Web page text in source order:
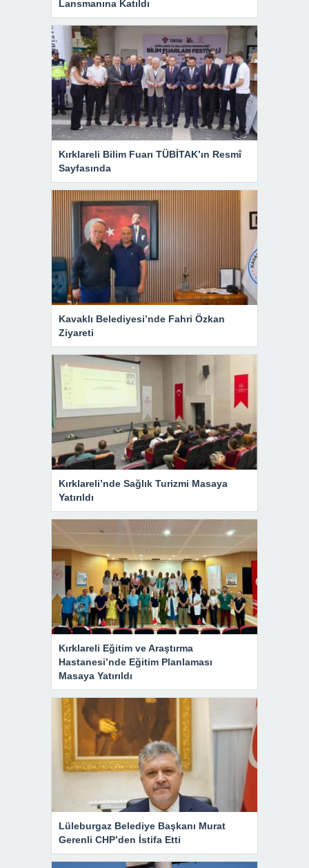
Lansmanına Katıldı
Kırklareli Bilim Fuarı TÜBİTAK’ın Resmî
Sayfasında
Kavaklı Belediyesi’nde Fahri Özkan
Ziyareti
Kırklareli’nde Sağlık Turizmi Masaya
Yatırıldı
Kırklareli Eğitim ve Araştırma
Hastanesi’nde Eğitim Planlaması
Masaya Yatırıldı
Lüleburgaz Belediye Başkanı Murat
Gerenli CHP’den İstifa Etti